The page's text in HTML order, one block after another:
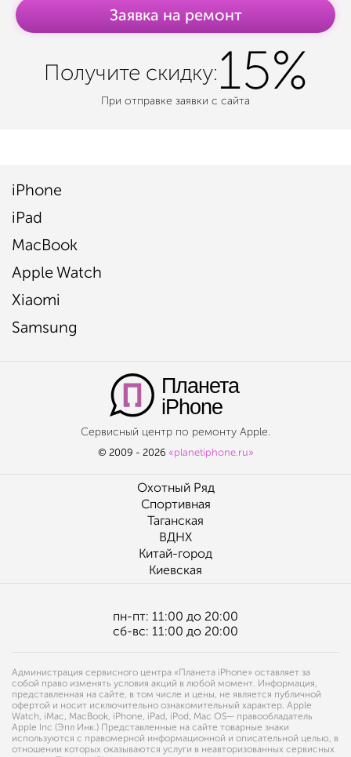
Заявка на ремонт
Получите скидку:15%
При отправке заявки с сайта
iPhone
iPad
MacBook
Apple Watch
Xiaomi
Samsung
Планета
iPhone
Сервисный центр по ремонту Apple.
© 2009 - 2026 «planetiphone.ru»
Охотный Ряд
Спортивная
Таганская
ВДНХ
Китай-город
Киевская
пн-пт: 11:00 до 20:00
сб-вс: 11:00 до 20:00
Администрация сервисного центра «Планета iPhone» оставляет за
собой право изменять условия акций в любой момент. Информация,
представленная на сайте, в том числе и цены, не является публичной
офертой и носит исключительно ознакомительный характер. Apple
Watch, iMac, MacBook, iPhone, iPad, iPod, Mac OS— правообладатель
Apple Inc (Эпл Инк.) Представленные на сайте товарные знаки
используются с правомерной информационной и описательной целью, в
отношении которых оказываются услуги в неавторизованных сервисных